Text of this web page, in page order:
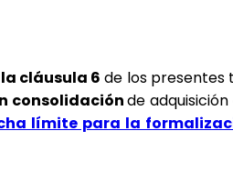
la cláusula 6 de los presentes
consolidación de
límite para la